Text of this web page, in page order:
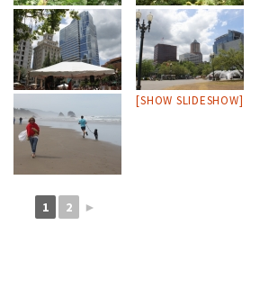
[SHOW SLIDESHOW]
1 2 ►